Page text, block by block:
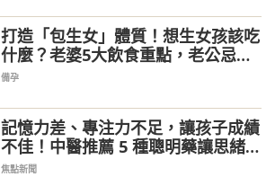
打造「包生女」體質！想生女孩該吃
什麼？老婆5大飲食重點，老公忌吃
這類食物
備孕
記憶力差、專注力不足，讓孩子成績
不佳！中醫推薦 5 種聰明藥讓思緒更
清晰
焦點新聞